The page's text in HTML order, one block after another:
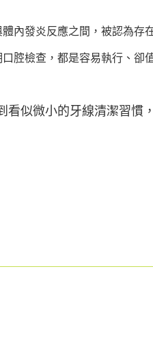
內發炎反應之間，被認為存
腔檢查，都是容易執行、卻
似微小的牙線清潔習慣